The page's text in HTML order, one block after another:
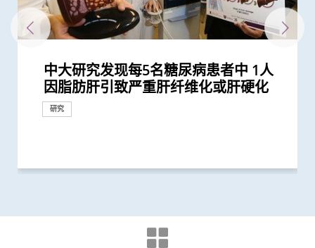
中大研究发现每5名糖尿病患者中 1人
因脂肪肝引致严重肝纤维化或肝硬化
研究
中大最新研究揭示本港每年逾十万非酒
精性脂肪肝新症
研究
中大新技术有效评估艾滋病病毒感染者
的心脏病风险
研究
中大医学院联同全球糖尿病知名专家合
作四年 为《刺针》制定糖尿病多元综
合策略
中大研究显示新冠肺炎患者常见有肝脏
受损问题 建议监测患者肝功能 及早发
现病情恶化
患有多囊卵巢综合症华人女性的糖尿病
风险是非患病人士的4倍
研究
多元化预防衰老活动有助减低衰老状况
逾8成「前期衰老」长者逆转为「非衰
老」
中大研究揭示脂肪肝问题不是肥胖人士
独有
研究
中大成立周佩芳认知障碍预防研究中心
设立一站式简易网站提供认知障碍症资
讯
中大全球首项研究确认新大肠癌高风险
群组
研究
中大成立全球首个华人「早发性认知障
碍症」研究登记册
研究
中大港大率先应用3D打印技术于复杂
心脏手术
研究
中大与全球30多国专家合作研究 发现
小中风新药物疗法
研究
中大与多国中风专家领导一项全球研究
发现及早评估与治疗「小中风」可降低
七成中风风险
中大就七种常见呼吸道病毒进行全港首
个流行病学分析 发现「呼吸道合胞病
毒」及「甲型流感」为两大致命病毒
中大公布亚洲首项针对肥胖「睡眠窒息
症」患者生活模式研究 证实个人化辅
导疗程有效减轻病情
中大研究「肠道微生物移植」治疗难辨
梭菌感染 治愈率为传统抗生素治疗的3
倍
中大医学院许树昌教授于《刺针》发表
评论新沙士文章 强调医院感染控制措
施对控制疫情极为重要
中大倡议新药物治疗标准逆转脑血管硬
化
研究
中大研究指朋侪关顾 可减少受情绪困
扰之糖尿患者住院百分比
研究
中大与养和医院携手研究 发现抑郁症
患者出现睡眠行为障碍或是脑退化先兆
研究
社区衰老状况筛查 发现65岁或以上的
社区人口中 过半已踏入前期衰老
研究
中大公布香港慢性肾病透析患者就业研
究并提倡中末期患者接受透析前的早期
教育计划
中大公布小中风的最新药物治疗方法
研究
香港和澳门的炎症性肠病新增个案高踞
亚太区首三位 中大成立资料库助市民
增加认知
中大制订肝癌风险评估指数 准确预测
乙肝病人的肝癌风险
研究
「赛马会年轻糖尿支援计划」为逾900
糖尿病年青患者提供连续血糖监测仪
数据显示有效管控血糖 大幅降低严...
与牛津大学十年研究合作 中大开发首
个华人糖尿预后预测模型
研究
中大医学院长达近20年追踪研究 揭示
妊娠糖尿及怀孕期血糖上升对孕妇及子
女的长期健康风险
中大与内地学者领导全球首个由中国学
者主理的《柳叶刀》癌症委员会报告
预计2050年肝癌患者翻倍 六成肝癌...
中大研究发现2型糖尿病对香港生产力
及经济造成重大损失 年轻群组影响尤
为严重
中大银屑病关节炎研究重要突破 成功
修复受损关节骨头 亦可保护关节结构
预防变形恶化
中大研究揭示未来十年香港每千人将有
一人患上炎症性肠病 医疗负担飙升至
每年逾四亿港元 情况急需正视
中大医学院开创儿童宏基因组组装基因
组数据库（MAGIC） 促进生命早期微
生物群研究
中大利用肠道微生物辨别慢性肠道疾病
研究
中大威院成功以单一导管同时修补二尖
瓣及三尖瓣 治疗严重心瓣倒流新突破
研究
中大利用大数据成功开发机器学习模型
精准预测老年糖尿病患者未来一年罹患
严重低血糖的风险
中大研究估算在本港新冠Omicron病
毒流行期间 半数感染个案未被发现
研究
中大研究显示类风湿关节炎患者日服5
毫克皮质类固醇 出现心血管疾病的风
险增一倍
医务衞生局到访中大医学院 参观先进
医学教研设施 与教职员及学生会面交
流
中大何善衡传染病研究中心成立
捐款
新冠疫苗复必泰及科兴引发之「T细胞
反应」可有效预防不同新冠病毒变异株
引起的严重疾病
中大发现新基因标记可预测糖尿病人患
冠心病风险 凸显糖尿病精准治疗的潜
力
中大研究证实新冠口服药有效降低院舍
长者五成入院风险及防止病情恶化
研究
中大研究发现乙肝康复者的严重肝病并
发症风险会随时间下降 唯仍须注意患
肝癌风险 建议接受长期肝癌监测
中大发现年轻糖尿病前期患者患糖尿病
的终生风险高达90% 心血管疾病风险增
近70%
中大研究显示持续服用RASi类药物可以
降低 2型糖尿病晚期肾病患者出现心肾
并发症的风险
中大全球首证血糖波动不稳的肥胖型糖
尿病患者有较高患癌风险 并证实接受
一类常用降血压药物的糖尿病患者患...
港大及中大医学院联合研究发现已接种
疫苗人士 在感染新型冠状病毒变异株
Omicron后能对不同的新冠病毒变异...
中大医科生研究发现STK3激酶促进胃
癌发展 可作为独立预后指标
教育
中大医学院领导国际研究显示 成人1 型
糖尿病的新症发病率较传统预期高
研究
中大医学院与海外外科专家联合建议
新冠患者将手术延后七星期以减低死亡
风险
四成港人肠道微生态失衡情况与新冠患
者类似 中大研发「微生态免疫力配
方」证有效促进新冠患者康复 有望提...
中大医学院研究显示吸烟为全球膀胱癌
主因 联同多国专家制订「经尿道膀胱
肿瘤整块切除术」的临床指引
中大研究显示糖尿病死亡率及并发症发
生率正下降 唯年轻糖尿病患者情况未
见改善
中大成功完成全球首宗利用内镜手术机
械人进行内镜黏膜下剥离术治大肠癌
外科创新技术
中大全基因组测序技术为惯性流产夫妇
作更精准的遗传病因检测及诊断
研究
中大医学院公布「2019新型冠状病毒社
区研究」结果
研究
中大医学院与阿斯利康首度合作糖尿病
肾病研究 制订全球应对糖尿病肾病新
策略
婴儿肠道菌群影响一生 中大团队研
「三岁定八十」之谜
研究
中大研究发现田园生活有助预防儿童罹
患哮喘
研究
中大改良英国胎儿医学基金会之「三重
检测方法」 证可提升亚洲孕妇「早产
妊娠毒血症检出率」一倍
中大率先引入全基因组测序技术作胎儿
产前诊断
研究
中大为5,000港人免费验脑 开展人口
基础研究追踪本港脑健康状况
研究
中大发现严重睡眠窒息症未经治疗患者
手术后较易出现心血管问题 吁手术前
进行睡眠窒息症评估以减风险
中大成立「张金菱治疗柏金逊综合症研
究中心」 跨学科研崭新方法 减慢柏金
逊病程
中大全球首个「快速眼动睡眠行为障
碍」家庭研究 揭柏金逊病家族遗传倾
向高达6倍 追踪初期症状如便秘 可提...
中大研究证实低剂量三环抗抑郁药有助
改善难治性胃功能失调
研究
中大研究发现每6位糖尿病患者有1位出
现肾功能急剧下降
研究
中大研究警示怀孕妇女注意体重增幅
研究
中大研究证实银屑病关节炎患者炎症综
合指数持续达标 能降低罹患心血管疾
病风险
中大研究揭示全球大肠癌发病率有年轻
化趋势
研究
中大为本港老化人口制订标准化认知测
试 及早辨识认知障碍症患者
临床服务
中大研究发现非酒精性脂肪肝诱发肝癌
的关键致癌基因
研究
中大研究揭乙肝康复者仍存罹患肝癌风
险
研究
中大公布世界首个全球「炎症性肠病」
於本世纪发病率及流行率系统性回顾研
究 发现本港发病率於过去30年急升...
中大开展全球首个以「视网膜影像」筛
查华人阿兹海默症研究
研究
中大研究发现心房颤动引致中风个案15
年间上升3倍 宜及早服用抗凝血药预防
中风
中大研究证实家居诊治睡眠窒息症成效
满意 可处理半数公立医院成人个案 大
幅缩减八成轮候时间
中大公布全球首个幽门螺旋菌流行病学
大型分析 揭全球44亿人感染 亚洲包括
香港逾半人口为带菌者
中大建议所有孕妇作口服葡萄糖耐量测
试 全港两成孕妇患妊娠糖尿 研究发现
其子女糖尿病风险为同龄儿童3倍
中大伙澳洲专家研究东半球炎症性肠病
获近年最大研究资助金额 势揭肠道微
生物群之谜
中大率国际研究 订治疗肺癌基因变异
新典范
研究
中大公布「动脉粥样硬化」形成新发现
揭示心血管疾病治疗新方向
研究
中大推全球首项运用「单细胞基因技
术」检测卵子质素研究 破解卵子老化
及女性不育之谜
中大公布全球首项「针对亚士匹灵引致
肠道出血」的新发现 停服亚士匹灵可
增加患严重心血管疾病及死亡风险逾...
中大教授成为全球首位华人获颁「世界
中风组织主席中风贡献奖」 全球首创
「脉磁激法」助中风患者复修脑部功...
中大进行亚洲首项家居清洁剂对儿童健
康影响的全面流行病学研究 发现经常
使用家居清洁剂可增加引发儿童鼻炎...
中大研究发现本地每5名口咽癌患者1人
感染HPV病毒 推公众筛查以了解口腔感
染HPV情况
中大联同国际专家发现引致脑退化基
因 为治疗及预防「阿兹海默氏症」带
来新方向
中大推全港首个「多发性硬化症」中西
医结合治疗先导计划 助患者控制病情
并纾缓疲劳及认知症状
中大筛查发现每三名社区长者就有一人
患脑小血管病 藉世界中风日呼吁及早
预防
中大率先引入「高频信号检测」技术以
确定脑部手术范围 有效提升复杂性脑
痫症手术成效约三成
中大成功研发新物料有助骨质疏松性骨
折固定和愈合 可缩短三成愈合时间 提
升三成骨骼强度
中大推算本地吸烟人士一生至少花逾百
万购烟草产品 吁戒烟为健康财富双增
值
中大发现本港孕妇乙肝带菌率维持偏高
与25年前未引入初生婴儿全面疫苗计划
时相若
中大医科生研究发现本港高血压人士药
物依从性未如理想 仅五成患者血压受
控
中大提倡结合房颤筛查及药物教育 助
长者减低中风风险
临床服务
中大发现糖尿患者患抑郁症风险为一般
人的两倍 倡以一分钟问卷及早评估糖
尿患者的精神健康状况
头颈放射治疗增中风风险 中大证实
「颈动脉支架成型术」成效显著
研究
中大调查指丙型肝炎隐性高 近九成患
者不自觉 传统治疗过程虽艰巨 吁患者
勿放弃
中大设计生活模式辅导计划 六成脂肪
肝患者不药而愈
健康推广计划
中大成立一期临床研究中心 加强本地
新药开发
研究
中大公布香港市民运动模式与情绪病风
险研究 揭示身心运动有助减低情绪病
风险
香港中文大学成立消化疾病研究国家重
点实验室 提升消化道疾病诊治水平
造福人类健康
中大与理大携手在威院推行24小时远程
中风溶栓治疗服务
临床服务
中大研究发现成年人及长者感染呼吸道
合胞病毒和流感病毒可致命
研究
中大评估及治疗逾300名因吸食氯胺酮
而患有排尿功能障碍青年 最新研究证
实综合消炎治疗能显著改善病情
香港中文大学研究发现，身体和认知活
动可以维护与改进轻度认知损害患者的
大脑功能
中大推全港大型「鼻咽癌血液测试研究
计划」 现招募二万名市民参与 冀有效
侦测早期患者
中大研究揭示轻度听障对儿童学习及言
语的影响 现招募听障学童参与研究计
划以探讨复康介入成效
中大四科研项目荣获国家教育部高等学
校科学研究优秀成果奖 为本港院校之
冠
中文大学与上海交通大学成功发现预测
中国人糖尿病的基因标记
研究
中大率先采用三维心脏超声波以识别高
风险二尖瓣脱垂患者
研究
中大发现四成冠心病高危人士患有大肠
癌前期肿瘤
研究
中大建议以舒缓性手法护理末期脑退化
症患者的吞咽困难
研究
逾四分一成年港人患有脂肪肝 情况不
容忽视 中大首推无创肝脂肪检查 助患
者及早诊断
中大研究发现摄取过量盐份会导致高血
压及增加中风机会
研究
中大展开全港睡眠健康教育及改善计划
建立健康睡眠及健康校园生活
健康推广计划
中大及港大研究团队携手成功发现脑痫
新基因标记
研究
中大进行全民肝脏健康普查 推算百万
港人患脂肪肝
研究
中大率亚洲肾科专家倡议慢性肾病早期
诊断计划
研究
中大发现乙肝表面抗原定量 能助乙肝
患者有效预测合适的停药时间
研究
中大发现脂肪肝患者患大肠瘜肉机会较
高
研究
中大证实为颈血管狭窄进行支架成型治
疗及 为心脏衰竭患者植入心脏肌肉收
缩调节器成效显着
中大三名学者获颁本年度裘槎基金会优
秀科研者奖
奖项及荣誉
中大公布本港严重人类猪型流感的最新
情况
研究